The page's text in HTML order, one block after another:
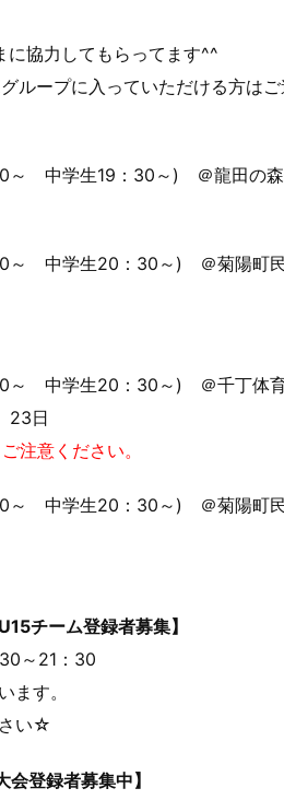
に協力してもらってます^^
ループに入っていただける方はご
～ 中学生19：30～) ＠龍田の
～ 中学生20：30～) ＠菊陽町
～ 中学生20：30～) ＠千丁体
日
注意ください。
～ 中学生20：30～) ＠菊陽町
チーム登録者募集】
～21：30
ます。
い☆
登録者募集中】